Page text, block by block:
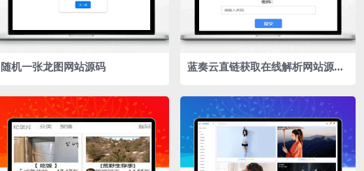
随机一张龙图网站源码
蓝奏云直链获取在线解析网站源码